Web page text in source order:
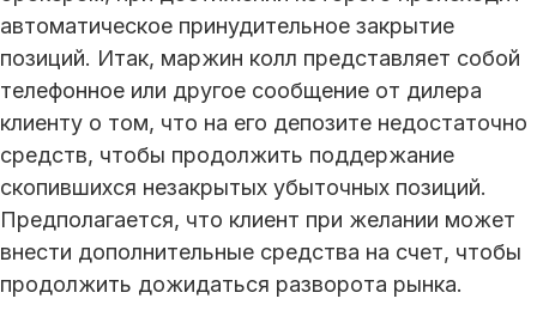
автоматическое принудительное закрытие
позиций. Итак, маржин колл представляет собой
телефонное или другое сообщение от дилера
клиенту о том, что на его депозите недостаточно
средств, чтобы продолжить поддержание
скопившихся незакрытых убыточных позиций.
Предполагается, что клиент при желании может
внести дополнительные средства на счет, чтобы
продолжить дожидаться разворота рынка.